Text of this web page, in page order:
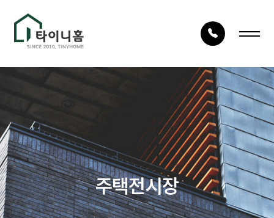
회사안내
회사소개
건축구조
건축절차
건축사례
시공사례
타이니TV
주택전시장